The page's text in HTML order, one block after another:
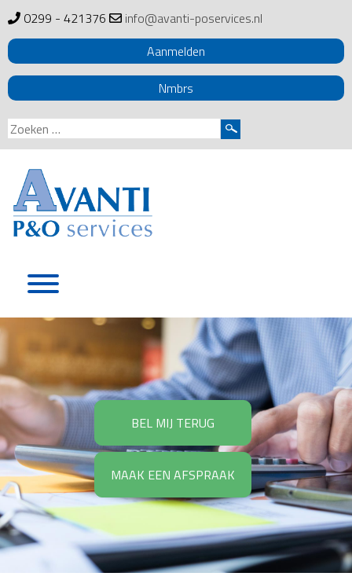
0299 - 421376
info@avanti-poservices.nl
Aanmelden
Nmbrs
Zoeken
naar:
BEL MIJ TERUG
MAAK EEN AFSPRAAK